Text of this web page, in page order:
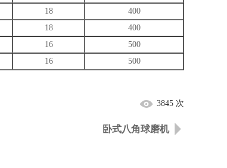
18
400
18
400
16
500
16 500
3845 次
卧式八角球磨机